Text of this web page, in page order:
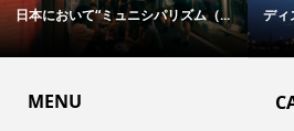
日本において“ミュニシパリズム（... ディ
MENU